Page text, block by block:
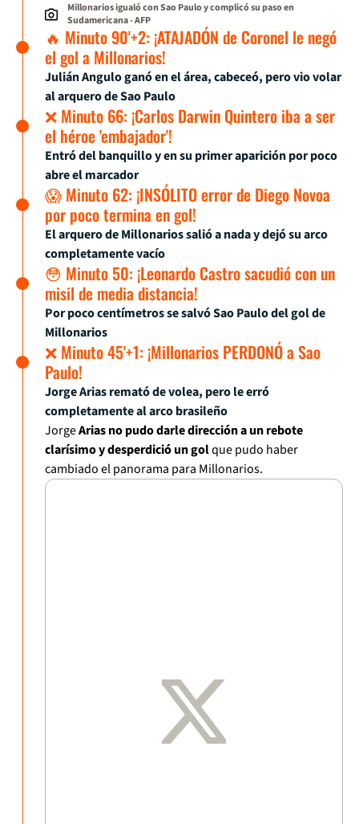
Millonarios igualó con Sao Paulo y complicó su paso en
Sudamericana- AFP
🔥 Minuto 90'+2: ¡ATAJADÓN de Coronel le negó
el gol a Millonarios!
Julián Angulo ganó en el área, cabeceó, pero vio volar
al arquero de Sao Paulo
❌ Minuto 66: ¡Carlos Darwin Quintero iba a ser
el héroe 'embajador'!
Entró del banquillo y en su primer aparición por poco
abre el marcador
😱 Minuto 62: ¡INSÓLITO error de Diego Novoa
por poco termina en gol!
El arquero de Millonarios salió a nada y dejó su arco
completamente vacío
😳 Minuto 50: ¡Leonardo Castro sacudió con un
misil de media distancia!
Por poco centímetros se salvó Sao Paulo del gol de
Millonarios
❌ Minuto 45'+1: ¡Millonarios PERDONÓ a Sao
Paulo!
Jorge Arias remató de volea, pero le erró
completamente al arco brasileño
JorgeArias no pudo darle dirección a un rebote
clarísimo y desperdició un golque pudo haber
cambiado el panorama para Millonarios.